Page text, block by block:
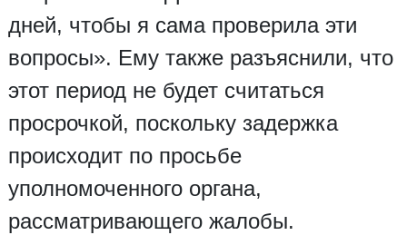
дней, чтобы я сама проверила эти
вопросы». Ему также разъяснили, что
этот период не будет считаться
просрочкой, поскольку задержка
происходит по просьбе
уполномоченного органа,
рассматривающего жалобы.